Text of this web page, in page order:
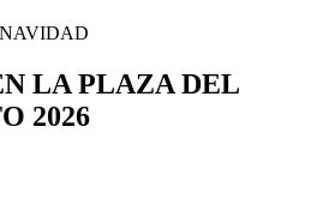
LA PLAZA DEL
2026